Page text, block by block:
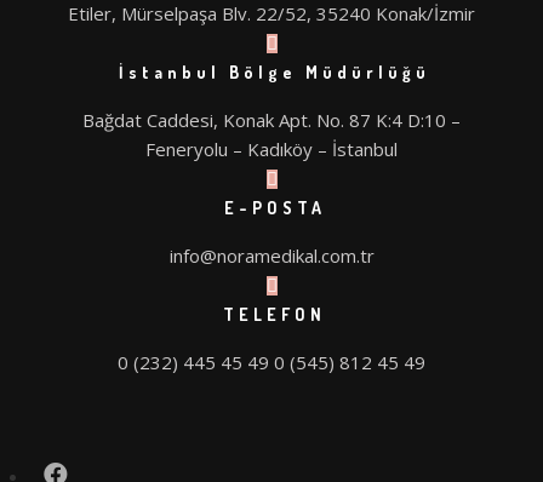
Etiler, Mürselpaşa Blv. 22/52, 35240 Konak/İzmir
İstanbul Bölge Müdürlüğü
Bağdat Caddesi, Konak Apt. No. 87 K:4 D:10 –
Feneryolu – Kadıköy – İstanbul
E-POSTA
info@noramedikal.com.tr
TELEFON
0 (232) 445 45 49 0 (545) 812 45 49